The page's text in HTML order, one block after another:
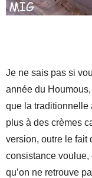
Je ne sais pas si
année du
que la traditionnelle
plus à des crèmes
version, outre le fait
consistance voulue,
qu’on ne retrouve